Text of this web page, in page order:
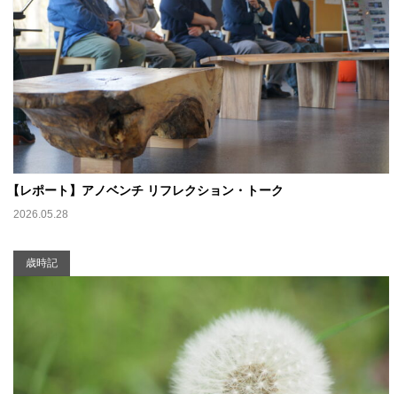
【レポート】アノベンチ リフレクション・トーク
2026.05.28
歳時記